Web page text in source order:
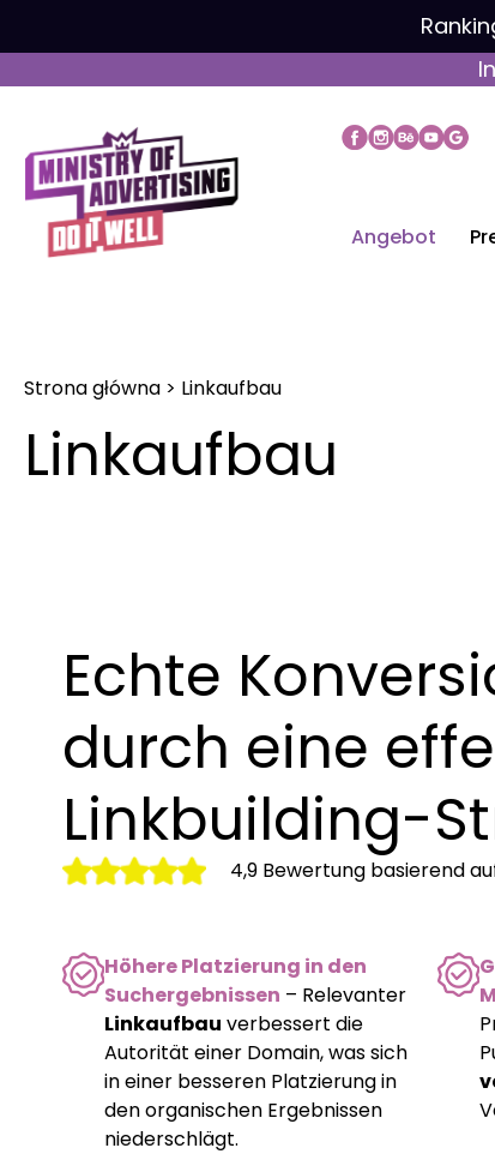
Angebot
Strona główna > Linkaufbau
Linkaufbau
Echte
durch eine
Linkbuilding-
4,9 Bewertung basierend
Höhere Platzierung in den
Suchergebnissen – Relevanter
Linkaufbau verbessert die
Autorität einer Domain, was sich
in einer besseren Platzierung in
den organischen Ergebnissen
niederschlägt.